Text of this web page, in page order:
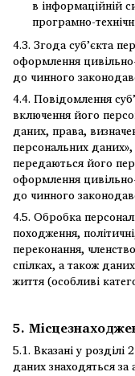
в інформаційній
програмно-
4.3. Згода суб’єкта
оформлення
до чинного
4.4. Повідомлення
включення його
даних, права,
персональних
передаються його
оформлення
до чинного
4.5. Обробка
походження,
переконання,
спілках, а також
життя (особливі
5.
5.1. Вказані у
даних знаходяться